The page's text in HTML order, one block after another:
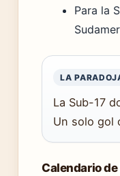
Para la
LA
La Sub-17
Un solo gol
Calendario